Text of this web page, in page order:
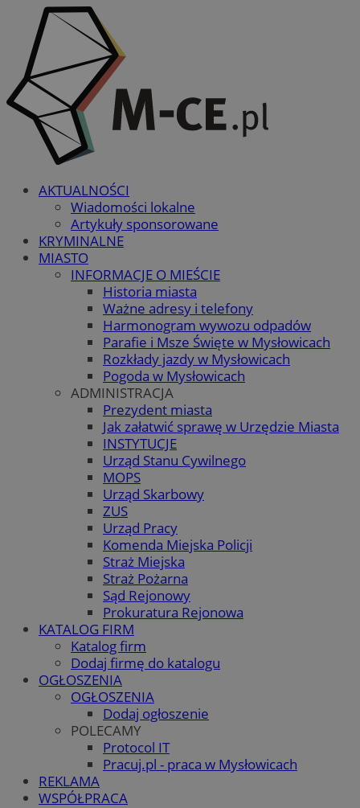
AKTUALNOŚCI
Wiadomości lokalne
Artykuły sponsorowane
KRYMINALNE
MIASTO
INFORMACJE O MIEŚCIE
Historia miasta
Ważne adresy i telefony
Harmonogram wywozu odpadów
Parafie i Msze Święte w Mysłowicach
Rozkłady jazdy w Mysłowicach
Pogoda w Mysłowicach
ADMINISTRACJA
Prezydent miasta
Jak załatwić sprawę w Urzędzie Miasta
INSTYTUCJE
Urząd Stanu Cywilnego
MOPS
Urząd Skarbowy
ZUS
Urząd Pracy
Komenda Miejska Policji
Straż Miejska
Straż Pożarna
Sąd Rejonowy
Prokuratura Rejonowa
KATALOG FIRM
Katalog firm
Dodaj firmę do katalogu
OGŁOSZENIA
OGŁOSZENIA
Dodaj ogłoszenie
POLECAMY
Protocol IT
Pracuj.pl - praca w Mysłowicach
REKLAMA
WSPÓŁPRACA